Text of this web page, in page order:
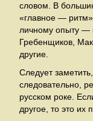
словом. В
«главное —
личному опыту —
Гребенщиков,
другие.
Следует
следовательно,
русском роке.
другое, то это их